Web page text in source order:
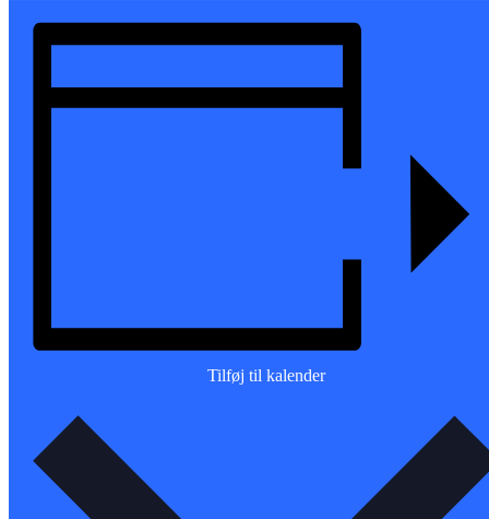
Tilføj til kalender